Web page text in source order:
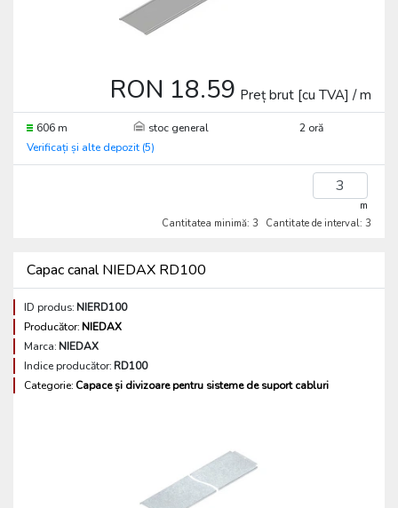
RON 18.59 Preț brut [cu TVA] / m
606 m stoc general
2 oră
Verificați și alte depozit (5)
m
Cantitatea minimă: 3
Cantitate de interval: 3
Capac canal NIEDAX RD100
ID produs:NIERD100
Producător:NIEDAX
Marca:NIEDAX
Indice producător:RD100
Categorie: Capace și divizoare pentru sisteme de suport cabluri